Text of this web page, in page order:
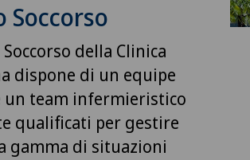
Soccorso
della Clinica
dispone di un equipe
un team infermieristico
qualificati per gestire
gamma di situazioni